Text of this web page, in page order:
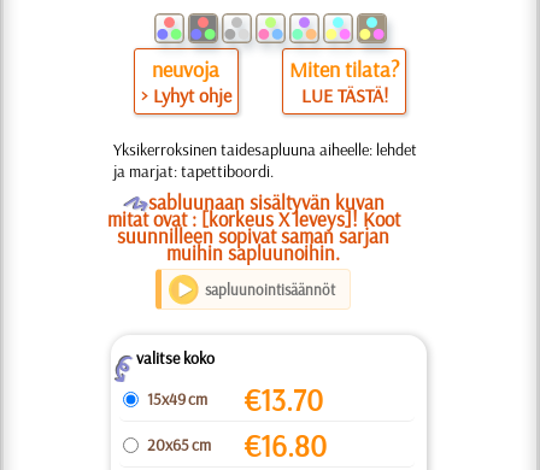
neuvoja
> Lyhyt ohje
Miten tilata?
LUE TÄSTÄ!
Yksikerroksinen taidesapluuna aiheelle: lehdet
ja marjat: tapettiboordi.
Osabluunaan sisältyvän kuvan
mitat ovat : [korkeus X leveys]! Koot
suunnilleen sopivat saman sarjan
muihin sapluunoihin.
sapluunointisäännöt
Zvalitse koko
15x49 cm
€13.70
20x65 cm €16.80